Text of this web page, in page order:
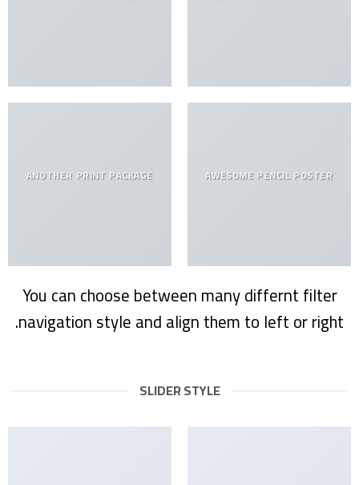
AWESOME PENCIL POSTER
ANOTHER PRINT PACKAGE
You can choose between many differnt filter
navigation style and align them to left or right.
SLIDER STYLE